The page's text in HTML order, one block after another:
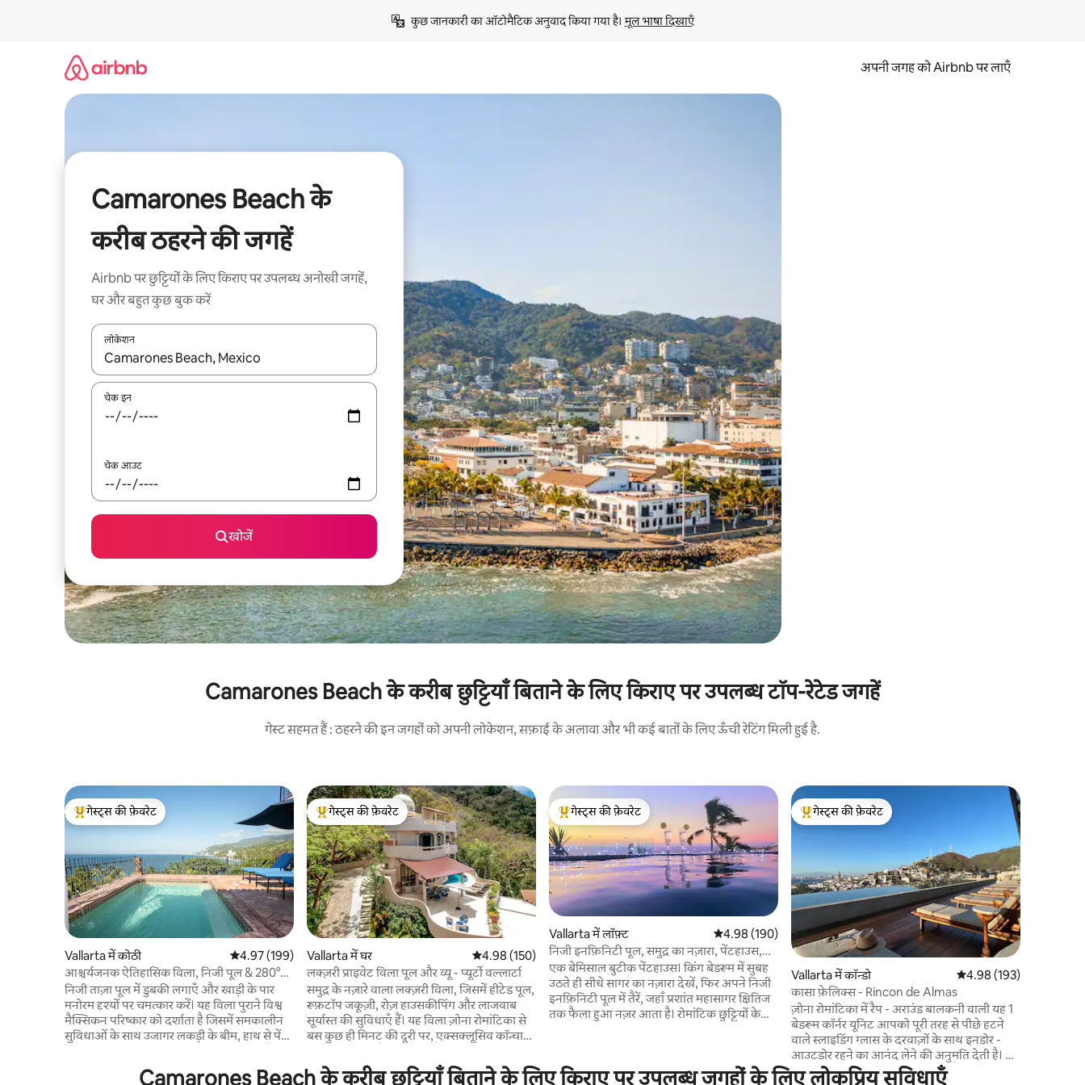
कुछ जानकारी का ऑटोमैटिक अनुवाद किया गया है। मूल भाषा दिखाएँ
अपनी जगह को Airbnb पर लाएँ
Camarones Beach के
करीब ठहरने की जगहें
Airbnb पर छुट्टियों के लिए किराए पर उपलब्ध अनोखी जगहें,
घर और बहुत कुछ बुक करें
लोकेशन
नतीजों के उपलब्ध होने पर, अप और डाउन 'ऐरो की' का इस्तेमाल करके नेविगेट करें या टच या फिर स्वाइप जेस्चर का इस्तेमाल करके एक्सप्लोर करें।
चेक इन
चेक आउट
खोजें
Camarones Beach के करीब छुट्टियाँ बिताने के लिए किराए पर उपलब्ध टॉप-रेटेड जगहें
गेस्ट सहमत हैं : ठहरने की इन जगहों को अपनी लोकेशन, सफ़ाई के अलावा और भी कई बातों के लिए ऊँची रेटिंग मिली हुई है.
गेस्ट्स का टॉप फ़ेवरेट
गेस्ट्स की फ़ेवरेट
Vallarta में कोठी औसत रेटिंग 5 में से 4.97, 199 समीक्षाएँ
4.97 (199)
आश्चर्यजनक ऐतिहासिक विला, निजी पूल & 280°
दृश्य
निजी ताज़ा पूल में डुबकी लगाएँ और खाड़ी के पार
मनोरम दृश्यों पर चमत्कार करें। यह विला पुराने विश्व
मैक्सिकन परिष्कार को दर्शाता है जिसमें समकालीन
सुविधाओं के साथ उजागर लकड़ी के बीम, हाथ से पेंट
हमारा विला उत्तर में उत्तर में प्यूर्टो वल्लर्टा और दक्षिण
में लॉस आर्कोस की खाड़ी के मनोरम दृश्यों के साथ
गेस्ट्स का टॉप फ़ेवरेट
गेस्ट्स की फ़ेवरेट
Vallarta में घर औसत रेटिंग 5 में से 4.98, 150 समीक्षाएँ
4.98 (150)
लक्ज़री प्राइवेट विला पूल और व्यू - प्यूर्टो वल्लार्टा
समुद्र के नज़ारे वाला लक्ज़री विला, जिसमें हीटेड पूल,
रूफ़टॉप जकूज़ी, रोज़ हाउसकीपिंग और लाजवाब
सूर्यास्त की सुविधाएँ हैं। यह विला ज़ोना रोमांटिका से
बस कुछ ही मिनट की दूरी पर, एक्सक्लूसिव कॉन्चास
बेडरूम, 2 ट्विन बेड वाला एक टीवी रूम और 6.5
बाथरूम हैं। फ़ायरपिट टेरेस, रूफ़टॉप स्काईबार,
गेस्ट्स का टॉप फ़ेवरेट
गेस्ट्स की फ़ेवरेट
Vallarta में लॉफ़्ट औसत रेटिंग 5 में से 4.98, 190 समीक्षाएँ
4.98 (190)
निजी इनफ़िनिटी पूल, समुद्र का नज़ारा, पेंटहाउस,
बीच
एक बेमिसाल बुटीक पेंटहाउस। किंग बेडरूम में सुबह
उठते ही सीधे सागर का नज़ारा देखें, फिर अपने निजी
इनफ़िनिटी पूल में तैरें, जहाँ प्रशांत महासागर क्षितिज
तक फैला हुआ नज़र आता है। रोमांटिक छुट्टियों के
प्रीमियम लिनन और वह सब कुछ, जिसकी वजह से
गेस्ट्स का टॉप फ़ेवरेट
गेस्ट्स की फ़ेवरेट
Vallarta में कॉन्डो औसत रेटिंग 5 में से 4.98,
4.98 (193)
कासा फ़ेलिक्स - Rincon de Almas
ज़ोना रोमांटिका में रैप - अराउंड बालकनी वाली यह 1
बेडरूम कॉर्नर यूनिट आपको पूरी तरह से पीछे हटने
वाले स्लाइडिंग ग्लास के दरवाज़ों के साथ इनडोर -
आउटडोर रहने का आनंद लेने की अनुमति देती है। पूरे
किचन, नेस्प्रेस्सो, टीवी, सोनोस, ऑटोमैटिक
Camarones Beach के करीब छुट्टियाँ बिताने के लिए किराए पर उपलब्ध जगहों के लिए लोकप्रिय सुविधाएँ